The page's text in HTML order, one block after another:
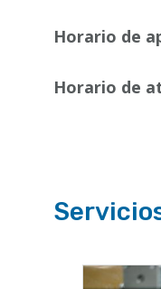
Horario de
Horario de